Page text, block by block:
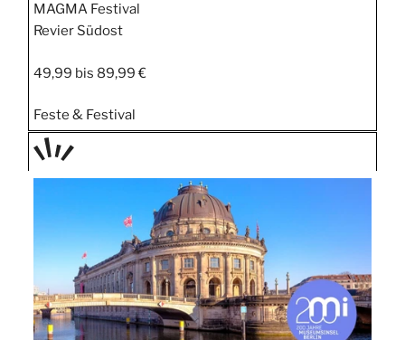
MAGMA Festival
Revier Südost
49,99 bis 89,99 €
Feste & Festival
TAGE